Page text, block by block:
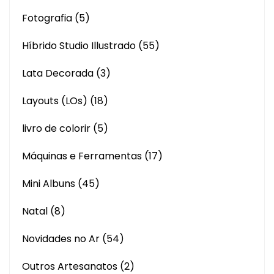
Fotografia (5)
Híbrido Studio Illustrado (55)
Lata Decorada (3)
Layouts (LOs) (18)
livro de colorir (5)
Máquinas e Ferramentas (17)
Mini Albuns (45)
Natal (8)
Novidades no Ar (54)
Outros Artesanatos (2)